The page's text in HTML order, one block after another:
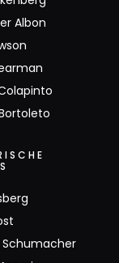
Albon